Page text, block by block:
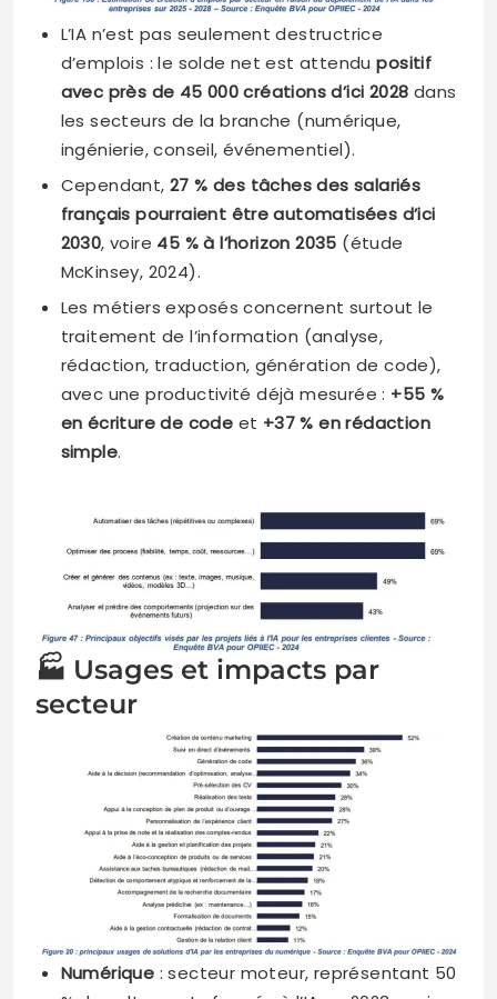
L’IA n’est pas seulement destructrice
d’emplois : le solde net est attendupositif
avec près de 45 000 créations d’ici 2028 dans
les secteurs de la branche (numérique,
ingénierie, conseil, événementiel).
Cependant, 27 % des tâches des salariés
français pourraient être automatisées d’ici
2030, voire 45 % à l’horizon 2035 (étude
McKinsey, 2024).
Les métiers exposés concernent surtout le
traitement de l’information (analyse,
rédaction, traduction, génération de code),
avec une productivité déjà mesurée : +55 %
en écriture de code et +37 % en rédaction
simple.
🏭 Usages et impacts par
secteur
Numérique : secteur moteur, représentant 50